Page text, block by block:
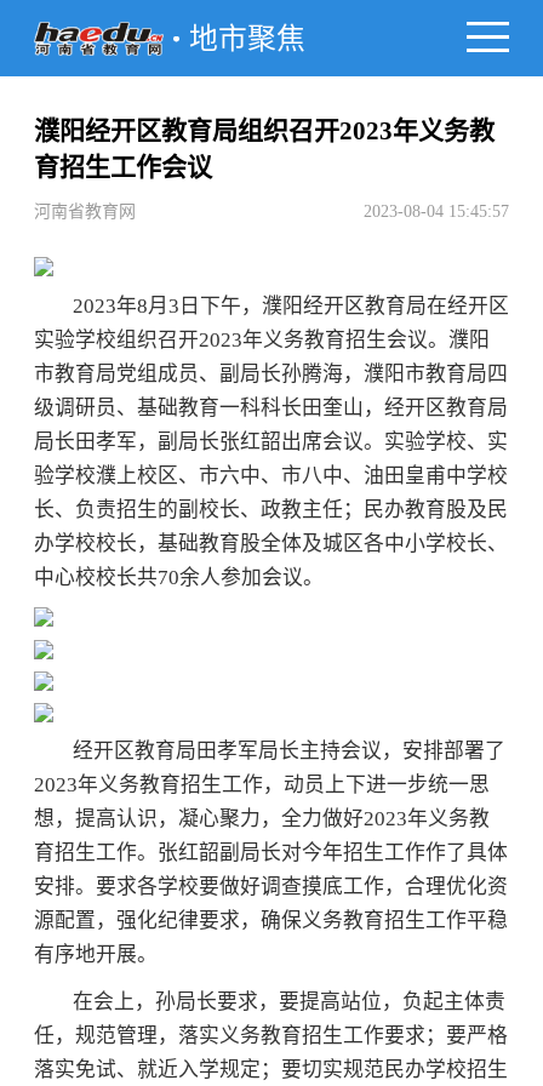
地市聚焦
濮阳经开区教育局组织召开2023年义务教
育招生工作会议
河南省教育网 2023-08-04 15:45:57
2023年8月3日下午，濮阳经开区教育局在经开区
实验学校组织召开2023年义务教育招生会议。濮阳
市教育局党组成员、副局长孙腾海，濮阳市教育局四
级调研员、基础教育一科科长田奎山，经开区教育局
局长田孝军，副局长张红韶出席会议。实验学校、实
验学校濮上校区、市六中、市八中、油田皇甫中学校
长、负责招生的副校长、政教主任；民办教育股及民
办学校校长，基础教育股全体及城区各中小学校长、
中心校校长共70余人参加会议。
经开区教育局田孝军局长主持会议，安排部署了
2023年义务教育招生工作，动员上下进一步统一思
想，提高认识，凝心聚力，全力做好2023年义务教
育招生工作。张红韶副局长对今年招生工作作了具体
安排。要求各学校要做好调查摸底工作，合理优化资
源配置，强化纪律要求，确保义务教育招生工作平稳
有序地开展。
在会上，孙局长要求，要提高站位，负起主体责
任，规范管理，落实义务教育招生工作要求；要严格
落实免试、就近入学规定；要切实规范民办学校招生